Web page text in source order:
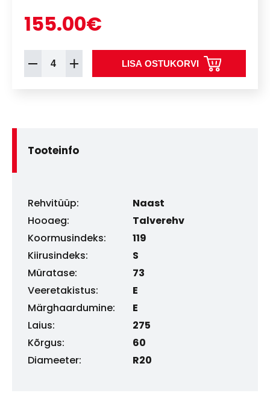
155.00€
LISA OSTUKORVI
Tooteinfo
Rehvitüüp:
Naast
Hooaeg:
Talverehv
Koormusindeks:
119
Kiirusindeks:
S
Müratase:
73
Veeretakistus:
E
Märghaardumine:
E
Laius:
275
Kõrgus:
60
Diameeter:
R20